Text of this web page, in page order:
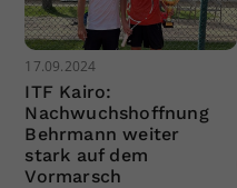
17.09.2024
ITF Kairo:
Nachwuchshoffnung
Behrmann weiter
stark auf dem
Vormarsch